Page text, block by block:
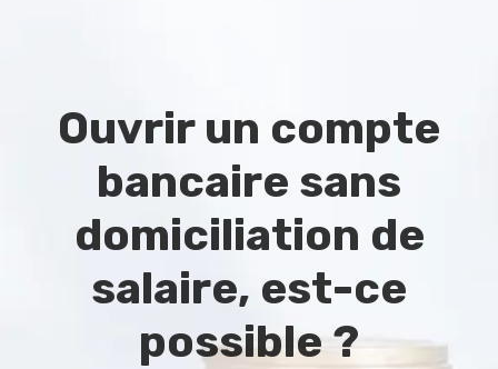
Ouvrir un compte
bancaire sans
domiciliation de
salaire, est-ce
possible ?